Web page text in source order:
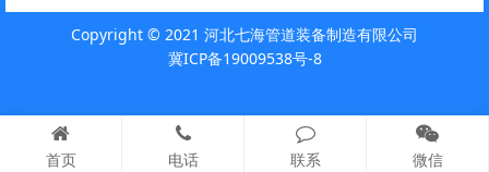
Copyright © 2021 河北七海管道装备制造有限公司
冀ICP备19009538号-8
首页 电话 联系 微信